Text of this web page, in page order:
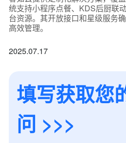
统支持小程序点餐、KDS后厨联
台资源。其开放接口和星级服务
高效管理。
2025.07.17
填写获取您
问 >>>
*联系方式
+86
*所属业态
我的姓名
附加留言